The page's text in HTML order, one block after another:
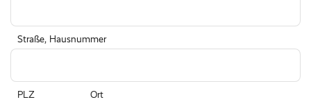
Straße, Hausnummer
PLZ Ort